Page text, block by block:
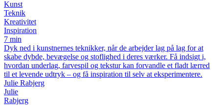
Kunst
Teknik
Kreativitet
Inspiration
7 min
Dyk ned i kunstnernes teknikker, når de arbejder lag på lag for at
skabe dybde, bevægelse og stoflighed i deres værker. Få indsigt i,
hvordan underlag, farvespil og tekstur kan forvandle et fladt lærred
til et levende udtryk – og få inspiration til selv at eksperimentere.
Julie Rabjerg
Julie
Rabjerg